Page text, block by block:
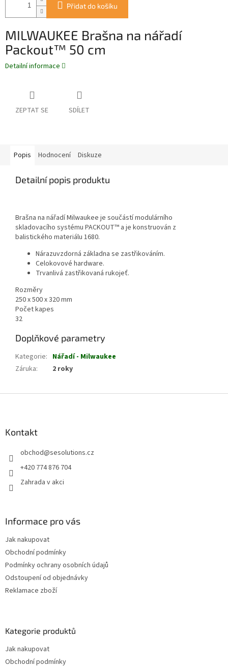
Přidat do košíku
MILWAUKEE Brašna na nářadí
Packout™ 50 cm
Detailní informace
ZEPTAT SE SDÍLET
Popis Hodnocení Diskuze
Detailní popis produktu
Brašna na nářadí Milwaukee je součástí modulárního
skladovacího systému PACKOUT™ a je konstruován z
balistického materiálu 1680.
Nárazuvzdorná základna se zastřikováním.
Celokovové hardware.
Trvanlivá zastřikovaná rukojeť.
Rozměry
250 x 500 x 320 mm
Počet kapes
32
Doplňkové parametry
Kategorie: Nářadí - Milwaukee
Záruka: 2 roky
Kontakt
obchod@sesolutions.cz
+420 774 876 704
Zahrada v akci
Informace pro vás
Jak nakupovat
Obchodní podmínky
Podmínky ochrany osobních údajů
Odstoupení od objednávky
Reklamace zboží
Kategorie produktů
Jak nakupovat
Obchodní podmínky